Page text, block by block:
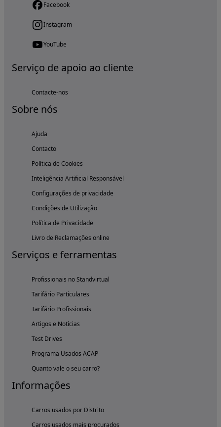
Facebook
Instagram
YouTube
Serviço de apoio ao cliente
Contacte-nos
Sobre nós
Ajuda
Contacto
Política de Cookies
Inteligência Artificial Responsável
Configurações de privacidade
Condições de Utilização
Política de Privacidade
Livro de Reclamações online
Serviços e ferramentas
Profissionais no Standvirtual
Tarifário Particulares
Tarifário Profissionais
Artigos e Notícias
Test Drives
Programa Usados ACAP
Quanto vale o seu carro?
Informações
Carros usados por Distrito
Carros usados mais procurados